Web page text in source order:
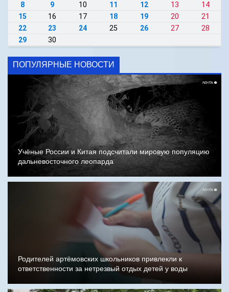
8
9 10 11 12 13
14
15
16 17 18 19 20
21
22
23 24 25 26 27
28
29
30
ПОПУЛЯРНЫЕ НОВОСТИ
Учёные России и Китая подсчитали мировую популяцию
дальневосточного леопарда
Родителей артёмовских школьников привлекли к
ответственности за нетрезвый отдых детей у воды